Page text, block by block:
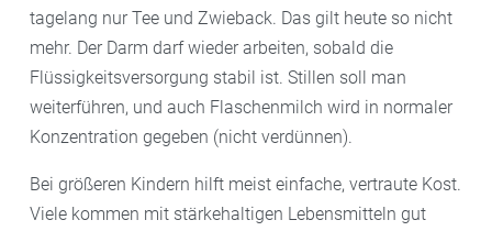
tagelang nur Tee und Zwieback. Das gilt heute so nicht
mehr. Der Darm darf wieder arbeiten, sobald die
Flüssigkeitsversorgung stabil ist. Stillen soll man
weiterführen, und auch Flaschenmilch wird in normaler
Konzentration gegeben (nicht verdünnen).
Bei größeren Kindern hilft meist einfache, vertraute Kost.
Viele kommen mit stärkehaltigen Lebensmitteln gut